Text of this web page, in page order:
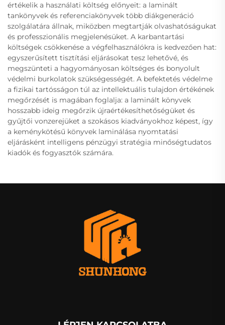
értékelik a használati költség előnyeit: a laminált
tankönyvek és referenciakönyvek több diákgeneráció
szolgálatára állnak, miközben megtartják olvashatóságukat
és professzionális megjelenésüket. A karbantartási
költségek csökkenése a végfelhasználókra is kedvezően hat:
egyszerűsített tisztítási eljárásokat tesz lehetővé, és
megszünteti a hagyományosan költséges és bonyolult
védelmi burkolatok szükségességét. A befektetés védelme
a fizikai tartósságon túl az intellektuális tulajdon értékének
megőrzését is magában foglalja: a laminált könyvek
hosszabb ideig megőrzik újraértékesíthetőségüket és
gyűjtői vonzerejüket a szokásos kiadványokhoz képest, így
a keménykötésű könyvek laminálása nyomtatási
eljárásként intelligens pénzügyi stratégia minőségtudatos
kiadók és fogyasztók számára.